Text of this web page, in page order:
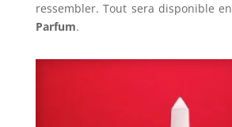
ressembler. Tout sera disponible en
Parfum.